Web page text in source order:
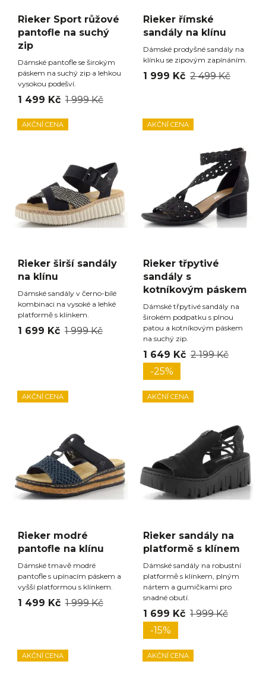
Rieker Sport růžové
pantofle na suchý
zip
Dámské pantofle se širokým
páskem na suchý zip a lehkou
vysokou podešví.
1 499 Kč 1 999 Kč
Rieker římské
sandály na klínu
Dámské prodyšné sandály na
klínku se zipovým zapínáním.
1 999 Kč 2 499 Kč
AKČNÍ CENA
Rieker širší sandály
na klínu
Dámské sandály v černo-bílé
kombinaci na vysoké a lehké
platformě s klínkem.
1 699 Kč 1 999 Kč
AKČNÍ CENA
Rieker třpytivé
sandály s
kotníkovým páskem
Dámské třpytivé sandály na
širokém podpatku s plnou
patou a kotníkovým páskem
na suchý zip.
1 649 Kč 2 199 Kč
-25%
AKČNÍ CENA
Rieker modré
pantofle na klínu
Dámské tmavě modré
pantofle s upínacím páskem a
vyšší platformou s klínkem.
1 499 Kč 1 999 Kč
AKČNÍ CENA
Rieker sandály na
platformě s klínem
Dámské sandály na robustní
platformě s klínkem, plným
nártem a gumičkami pro
snadné obutí.
1 699 Kč 1 999 Kč
-15%
AKČNÍ CENA AKČNÍ CENA